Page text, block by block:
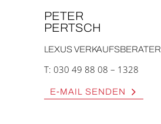
PETER
PERTSCH
LEXUS VER­KAUFS­BE­RA­TER
T: 030 49 88 08 – 1328
E‑MAIL SEN­DEN